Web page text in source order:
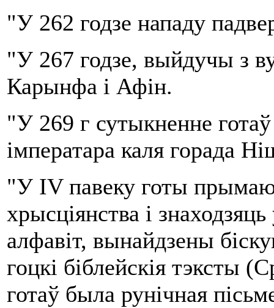
"У 262 годзе нападу
"У 267 годзе, выйдучы з
Карынфа і Афін.
"У 269 г сутыкненне
імператара каля горада
"У IV павеку готы
хрысціянства і
алфавіт, вынайдзены
гоцкі біблейскія тэксты
готаў была рунічная